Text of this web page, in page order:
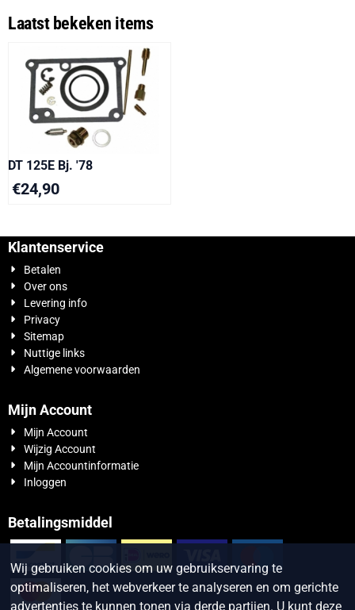
Laatst bekeken items
DT 125E Bj. '78
€24,90
Klantenservice
Betalen
Over ons
Levering info
Privacy
Sitemap
Nuttige links
Algemene voorwaarden
Mijn Account
Mijn Account
Wijzig Account
Mijn Accountinformatie
Inloggen
Betalingsmiddel
Wij gebruiken cookies om uw gebruikservaring te
optimaliseren, het webverkeer te analyseren en om gerichte
advertenties te kunnen tonen via derde partijen. U kunt deze